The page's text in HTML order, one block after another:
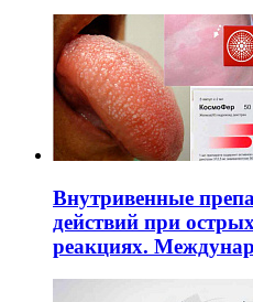
Внутривенные
действий при
реакциях.